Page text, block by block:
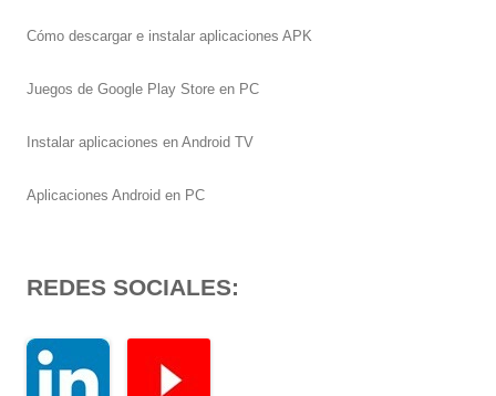
Cómo descargar e instalar aplicaciones APK
Juegos de Google Play Store en PC
Instalar aplicaciones en Android TV
Aplicaciones Android en PC
REDES SOCIALES: